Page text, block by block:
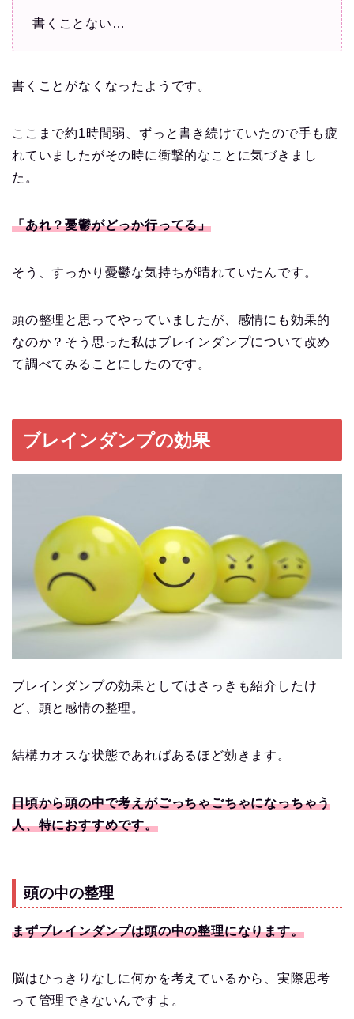
書くことない…
書くことがなくなったようです。
ここまで約1時間弱、ずっと書き続けていたので手も疲
れていましたがその時に衝撃的なことに気づきまし
た。
「あれ？憂鬱がどっか行ってる」
そう、すっかり憂鬱な気持ちが晴れていたんです。
頭の整理と思ってやっていましたが、感情にも効果的
なのか？そう思った私はブレインダンプについて改め
て調べてみることにしたのです。
ブレインダンプの効果
ブレインダンプの効果としてはさっきも紹介したけ
ど、頭と感情の整理。
結構カオスな状態であればあるほど効きます。
日頃から頭の中で考えがごっちゃごちゃになっちゃう
人、特におすすめです。
頭の中の整理
まずブレインダンプは頭の中の整理になります。
脳はひっきりなしに何かを考えているから、実際思考
って管理できないんですよ。